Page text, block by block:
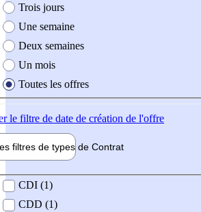
Trois jours
Une semaine
Deux semaines
Un mois
Toutes les offres
le filtre de date de création de l'offre
filtres de types de Contrat
contrat
CDI (1)
CDD (1)